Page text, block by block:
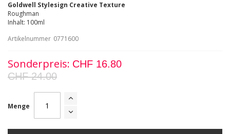
Goldwell Stylesign Creative Texture
Roughman
Inhalt: 100ml
Artikelnummer 0771600
Sonderpreis CHF 16.80
CHF 24.00
Menge